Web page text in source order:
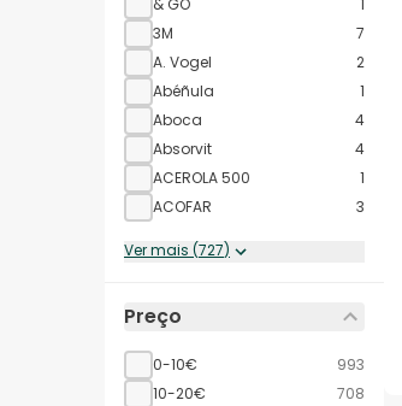
& GO
1
3M
7
A. Vogel
2
Abéñula
1
Aboca
4
Absorvit
4
ACEROLA 500
1
ACOFAR
3
Ver mais (727)
Preço
0-10€
993
10-20€
708